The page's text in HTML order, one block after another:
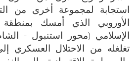
استجابة لمجموعة أخرى من
الأوروبي الذي أمسك
الإسلامي (محور استنبول -
تغلغله من الاحتلال العسكري